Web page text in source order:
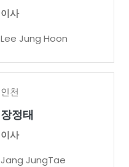
이사
Lee Jung Hoon
인천
장정태
이사
Jang JungTae